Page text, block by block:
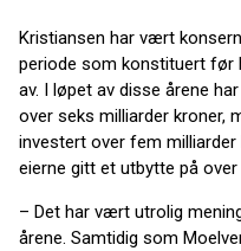
Kristiansen har vært
periode som konstituert før
av. I løpet av disse årene
over seks milliarder kroner,
investert over fem milliarder
eierne gitt et utbytte på
– Det har vært utrolig
årene. Samtidig som